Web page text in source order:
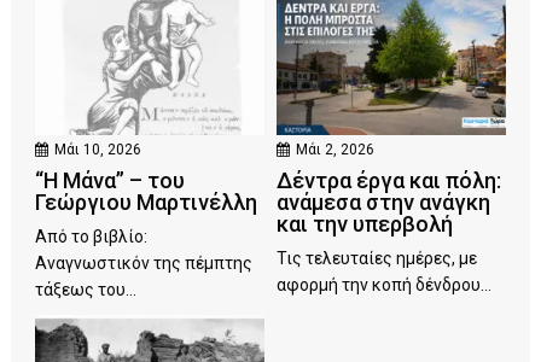
Μάι 10, 2026
“Η Μάνα” – του
Γεώργιου Μαρτινέλλη
Από το βιβλίο:
Αναγνωστικόν της πέμπτης
τάξεως του...
Μάι 2, 2026
Δέντρα έργα και πόλη:
ανάμεσα στην ανάγκη
και την υπερβολή
Τις τελευταίες ημέρες, με
αφορμή την κοπή δένδρου...